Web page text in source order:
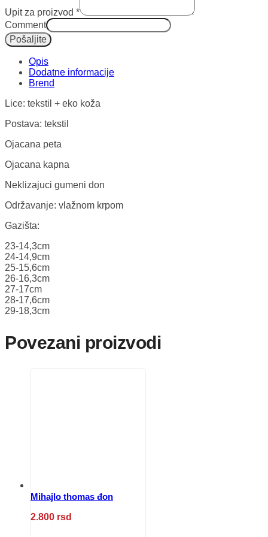
Upit za proizvod *
Comment
Pošaljite
Opis
Dodatne informacije
Lice: tekstil + eko koža
Postava: tekstil
Ojacana peta
Ojacana kapna
Neklizajuci gumeni don
Održavanje: vlažnom krpom
Gazišta:
23-14,3cm
24-14,9cm
25-15,6cm
26-16,3cm
27-17cm
28-17,6cm
29-18,3cm
Povezani proizvodi
Mihajlo thomas đon
2.800 rsd